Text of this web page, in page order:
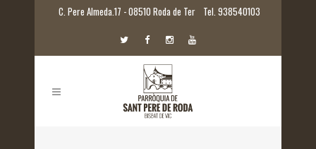
C. Pere Almeda.17 - 08510 Roda de Ter Tel. 938540103